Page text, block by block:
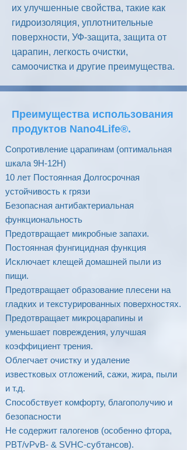
их улучшенные свойства, такие как
гидроизоляция, уплотнительные
поверхности, УФ-защита, защита от
царапин, легкость очистки,
самоочистка и другие преимущества.
Преимущества использования
продуктов Nano4Life®.
Сопротивление царапинам (оптимальная
шкала 9H-12H)
10 лет Постоянная Долгосрочная
устойчивость к грязи
Безопасная антибактериальная
функциональность
Предотвращает микробные запахи.
Постоянная фунгицидная функция
Исключает клещей домашней пыли из
пищи.
Предотвращает образование плесени на
гладких и текстурированных поверхностях.
Предотвращает микроцарапины и
уменьшает повреждения, улучшая
коэффициент трения.
Облегчает очистку и удаление
известковых отложений, сажи, жира, пыли
и т.д.
Способствует комфорту, благополучию и
безопасности
Не содержит галогенов (особенно фтора,
PBT/vPvB- & SVHC-субтансов).